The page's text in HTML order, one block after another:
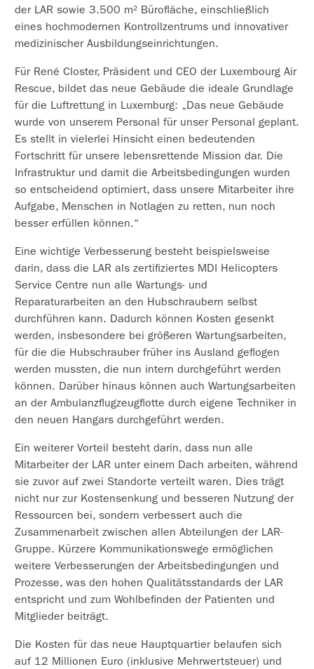
der LAR sowie 3.500 m² Bürofläche, einschließlich
eines hochmodernen Kontrollzentrums und innovativer
medizinischer Ausbildungseinrichtungen.
Für René Closter, Präsident und CEO der Luxembourg Air
Rescue, bildet das neue Gebäude die ideale Grundlage
für die Luftrettung in Luxemburg: „Das neue Gebäude
wurde von unserem Personal für unser Personal geplant.
Es stellt in vielerlei Hinsicht einen bedeutenden
Fortschritt für unsere lebensrettende Mission dar. Die
Infrastruktur und damit die Arbeitsbedingungen wurden
so entscheidend optimiert, dass unsere Mitarbeiter ihre
Aufgabe, Menschen in Notlagen zu retten, nun noch
besser erfüllen können.“
Eine wichtige Verbesserung besteht beispielsweise
darin, dass die LAR als zertifiziertes MDI Helicopters
Service Centre nun alle Wartungs- und
Reparaturarbeiten an den Hubschraubern selbst
durchführen kann. Dadurch können Kosten gesenkt
werden, insbesondere bei größeren Wartungsarbeiten,
für die die Hubschrauber früher ins Ausland geflogen
werden mussten, die nun intern durchgeführt werden
können. Darüber hinaus können auch Wartungsarbeiten
an der Ambulanzflugzeugflotte durch eigene Techniker in
den neuen Hangars durchgeführt werden.
Ein weiterer Vorteil besteht darin, dass nun alle
Mitarbeiter der LAR unter einem Dach arbeiten, während
sie zuvor auf zwei Standorte verteilt waren. Dies trägt
nicht nur zur Kostensenkung und besseren Nutzung der
Ressourcen bei, sondern verbessert auch die
Zusammenarbeit zwischen allen Abteilungen der LAR-
Gruppe. Kürzere Kommunikationswege ermöglichen
weitere Verbesserungen der Arbeitsbedingungen und
Prozesse, was den hohen Qualitätsstandards der LAR
entspricht und zum Wohlbefinden der Patienten und
Mitglieder beiträgt.
Die Kosten für das neue Hauptquartier belaufen sich
auf 12 Millionen Euro (inklusive Mehrwertsteuer) und